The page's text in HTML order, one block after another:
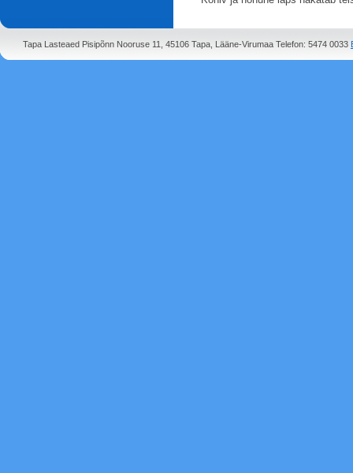
Tapa Lasteaed Pisipõnn Nooruse 11, 45106 Tapa, Lääne-Virumaa Telefon: 5474 0033